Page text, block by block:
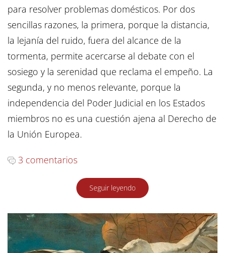
para resolver problemas domésticos. Por dos
sencillas razones, la primera, porque la distancia,
la lejanía del ruido, fuera del alcance de la
tormenta, permite acercarse al debate con el
sosiego y la serenidad que reclama el empeño. La
segunda, y no menos relevante, porque la
independencia del Poder Judicial en los Estados
miembros no es una cuestión ajena al Derecho de
la Unión Europea.
3 comentarios
Seguir leyendo